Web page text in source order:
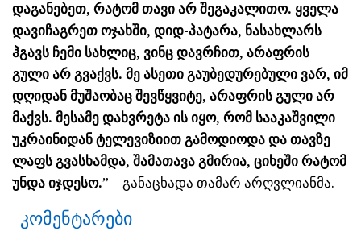
დაგანებეთ, რატომ თავი არ შეგაკალითო. ყველა
დავიჩაგრეთ ოჯახში, დიდ-პატარა, ნასახლარს
ჰგავს ჩემი სახლიც, ვინც დავრჩით, არაფრის
გული არ გვაქვს. მე ასეთი გაუბედურებული ვარ, იმ
დღიდან მუშაობაც შევწყვიტე, არაფრის გული არ
მაქვს. მესამე დახვრეტა ის იყო, რომ სააკაშვილი
უკრაინიდან ტელევიზიით გამოდიოდა და თავზე
ლაფს გვასხამდა, შამათავა გმირია, ციხეში რატომ
უნდა იჯდესო.” – განაცხადა თამარ არღვლიანმა.
კომენტარები